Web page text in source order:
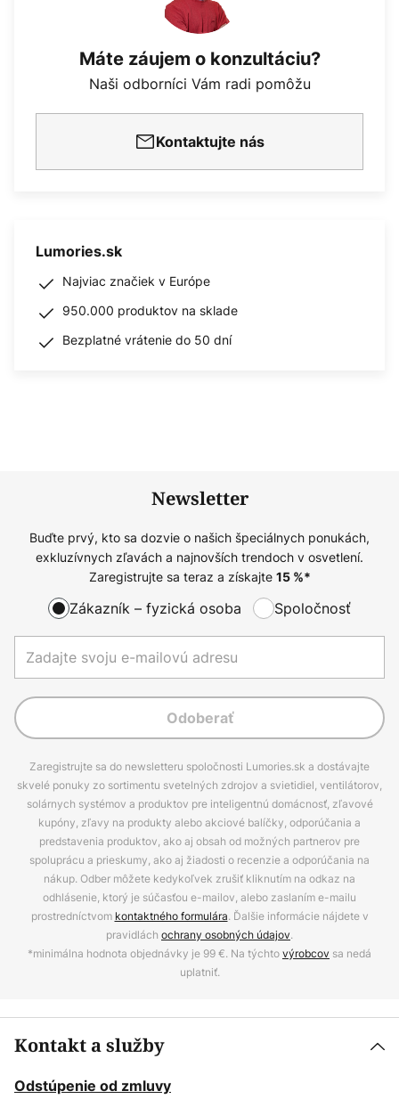
Máte záujem o konzultáciu?
Naši odborníci Vám radi pomôžu
Kontaktujte nás
Lumories.sk
Najviac značiek v Európe
950.000 produktov na sklade
Bezplatné vrátenie do 50 dní
Newsletter
Buďte prvý, kto sa dozvie o našich špeciálnych ponukách,
exkluzívnych zľavách a najnovších trendoch v osvetlení.
Zaregistrujte sa teraz a získajte 15%*
Zákazník – fyzická osoba Spoločnosť
Odoberať
Zaregistrujte sa do newsletteru spoločnosti Lumories.sk a dostávajte
skvelé ponuky zo sortimentu svetelných zdrojov a svietidiel, ventilátorov,
solárnych systémov a produktov pre inteligentnú domácnosť, zľavové
kupóny, zľavy na produkty alebo akciové balíčky, odporúčania a
predstavenia produktov, ako aj obsah od možných partnerov pre
spoluprácu a prieskumy, ako aj žiadosti o recenzie a odporúčania na
nákup. Odber môžete kedykoľvek zrušiť kliknutím na odkaz na
odhlásenie, ktorý je súčasťou e-mailov, alebo zaslaním e-mailu
prostredníctvom kontaktného formulára. Ďalšie informácie nájdete v
pravidlách ochrany osobných údajov.
*minimálna hodnota objednávky je 99 €. Na týchtovýrobcov sa nedá
uplatniť.
Kontakt a služby
Odstúpenie od zmluvy